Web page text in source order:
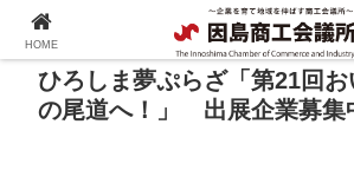
ひろしま夢ぷらざ「第21回
の尾道へ！」 出展企業募集
HOME